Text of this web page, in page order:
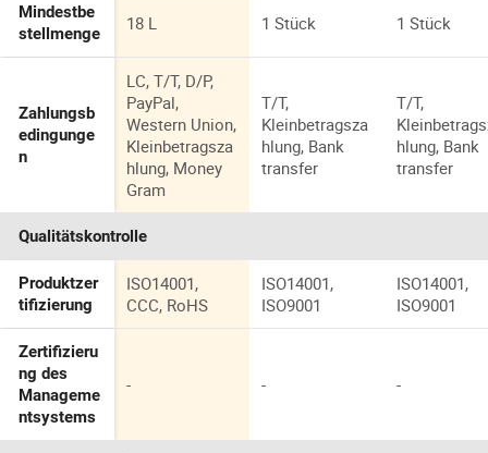
Fahrzeuglackie
rung
Mindestbe
stellmenge
18 L 1 Stück 1 Stück
Zahlungsb
edingunge
n
LC, T/T, D/P,
PayPal,
Western Union,
Kleinbetragsza
hlung, Money
Gram
T/T,
Kleinbetragsza
hlung, Bank
transfer
T/T,
hlung, Bank
transfer
Qualitätskontrolle
Produktzer
tifizierung
ISO14001,
CCC, RoHS
ISO14001,
ISO9001
ISO14001,
ISO9001
Zertifizieru
ng des
Manageme
ntsystems
- - -